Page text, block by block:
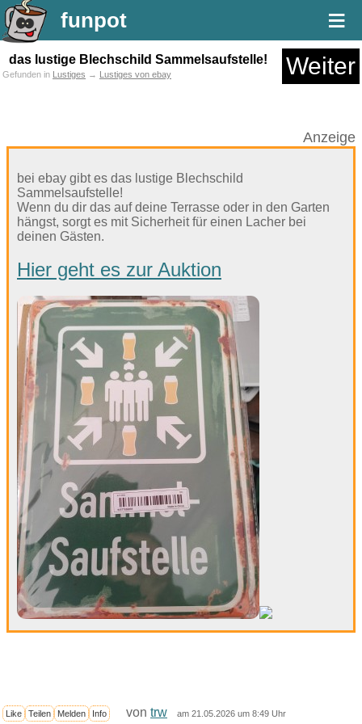
funpot ≡
das lustige Blechschild Sammelsaufstelle! Weiter
Gefunden in Lustiges → Lustiges von ebay
Anzeige
bei ebay gibt es das lustige Blechschild
Sammelsaufstelle!
Wenn du dir das auf deine Terrasse oder in den Garten
hängst, sorgt es mit Sicherheit für einen Lacher bei
deinen Gästen.
Hier geht es zur Auktion
Like Teilen Melden Info von trw am 21.05.2026 um 8:49 Uhr